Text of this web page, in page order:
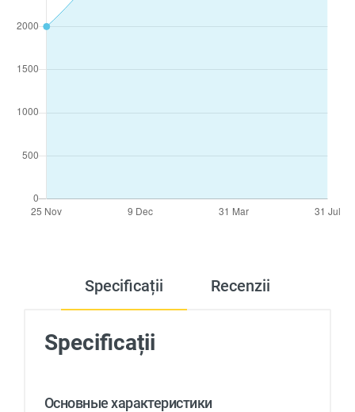
Specificații Recenzii
Specificații
Основные характеристики